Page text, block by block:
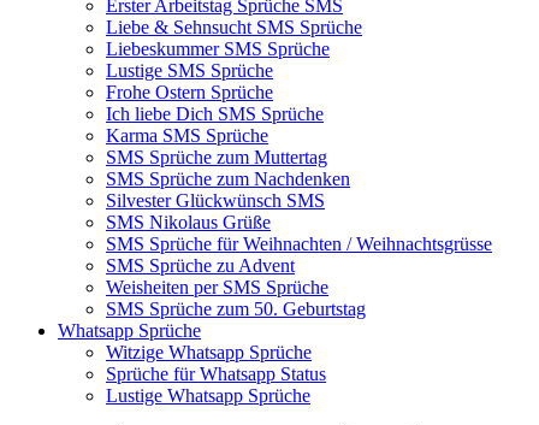
Erster Arbeitstag Sprüche SMS
Liebe & Sehnsucht SMS Sprüche
Liebeskummer SMS Sprüche
Lustige SMS Sprüche
Frohe Ostern Sprüche
Ich liebe Dich SMS Sprüche
Karma SMS Sprüche
SMS Sprüche zum Muttertag
SMS Sprüche zum Nachdenken
Silvester Glückwünsch SMS
SMS Nikolaus Grüße
SMS Sprüche für Weihnachten / Weihnachtsgrüsse
SMS Sprüche zu Advent
Weisheiten per SMS Sprüche
SMS Sprüche zum 50. Geburtstag
Whatsapp Sprüche
Witzige Whatsapp Sprüche
Sprüche für Whatsapp Status
Lustige Whatsapp Sprüche